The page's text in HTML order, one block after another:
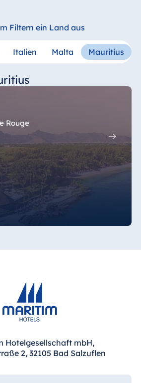
Filtern ein Land aus
Italien Malta Mauritius
Rouge
Hotelgesellschaft mbH,
2, 32105 Bad Salzuflen